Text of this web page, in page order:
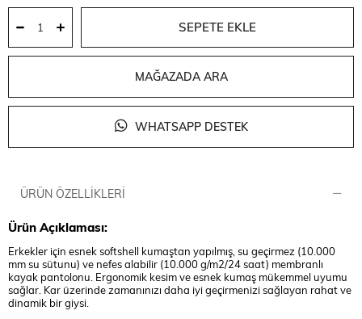
MAĞAZADA ARA
WHATSAPP DESTEK
ÜRÜN ÖZELLIKLERI
Ürün Açıklaması:
Erkekler için esnek softshell kumaştan yapılmış, su geçirmez (10.000
mm su sütunu) ve nefes alabilir (10.000 g/m2/24 saat) membranlı
kayak pantolonu. Ergonomik kesim ve esnek kumaş mükemmel uyumu
sağlar. Kar üzerinde zamanınızı daha iyi geçirmenizi sağlayan rahat ve
dinamik bir giysi.